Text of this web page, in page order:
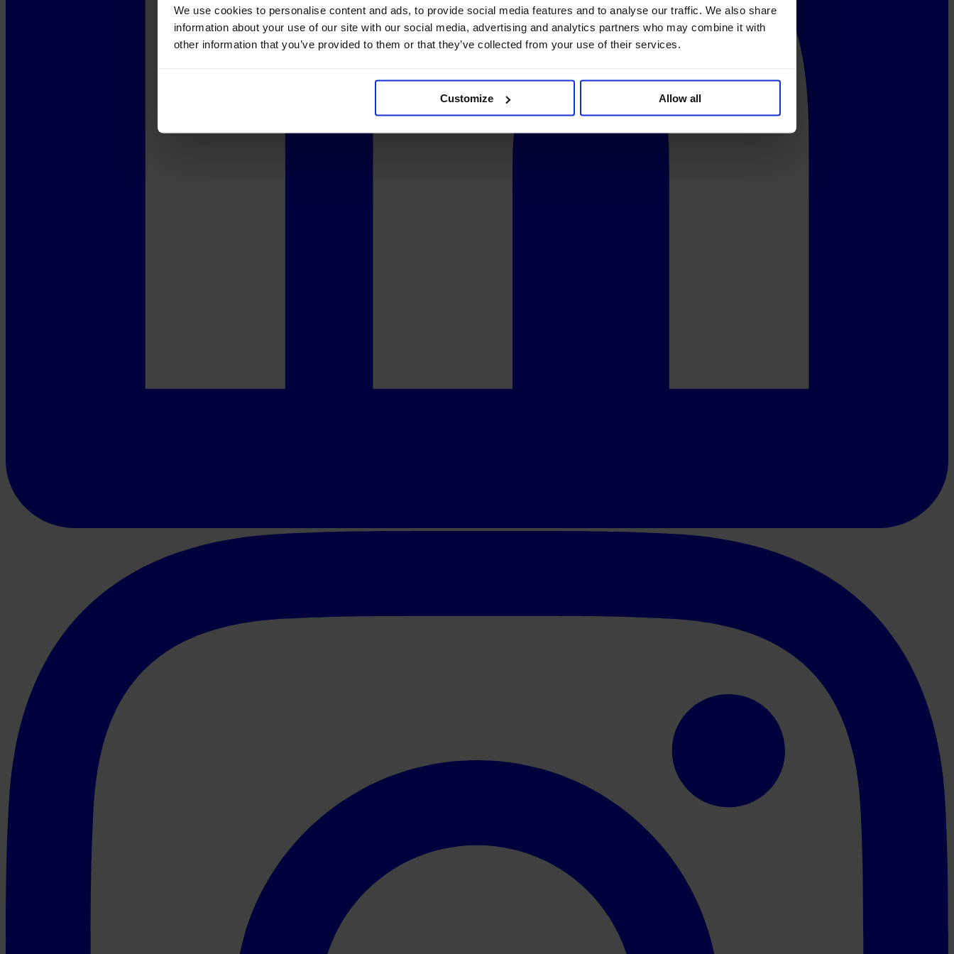
We use cookies to personalise content and ads, to provide social media features and to analyse our traffic. We also share
information about your use of our site with our social media, advertising and analytics partners who may combine it with
other information that you’ve provided to them or that they’ve collected from your use of their services.
Customize Allow all